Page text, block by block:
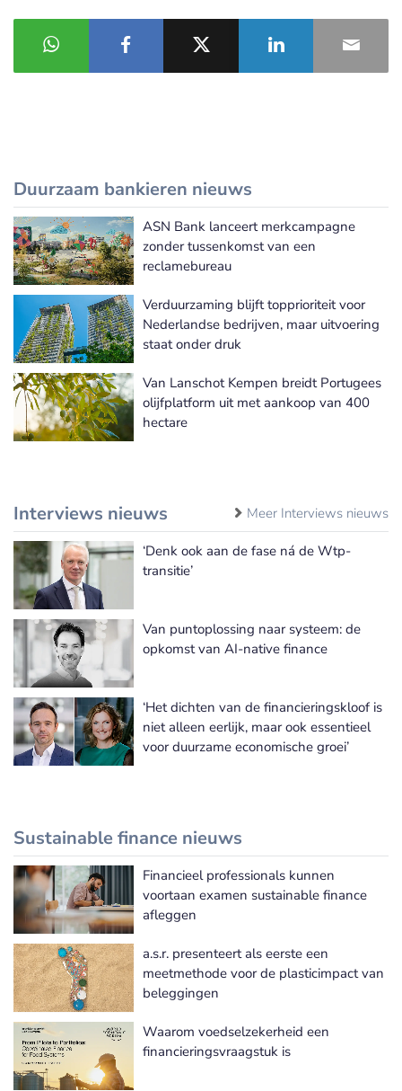
Duurzaam bankieren nieuws
Meer Duurzaam bankieren nieuws
ASN Bank lanceert merkcampagne
zonder tussenkomst van een
reclamebureau
Verduurzaming blijft topprioriteit voor
Nederlandse bedrijven, maar uitvoering
staat onder druk
Van Lanschot Kempen breidt Portugees
olijfplatform uit met aankoop van 400
hectare
Interviews nieuws Meer Interviews nieuws
‘Denk ook aan de fase ná de Wtp-
transitie’
Van puntoplossing naar systeem: de
opkomst van AI-native finance
‘Het dichten van de financieringskloof is
niet alleen eerlijk, maar ook essentieel
voor duurzame economische groei’
Sustainable finance nieuws
Meer Sustainable finance nieuws
Financieel professionals kunnen
voortaan examen sustainable finance
afleggen
a.s.r. presenteert als eerste een
meetmethode voor de plasticimpact van
beleggingen
Waarom voedselzekerheid een
financieringsvraagstuk is